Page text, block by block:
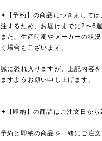
✦【予約】の商品につきまして
注するため、お届けまでに2〜6
また、生産時期やメーカーの状
く場合もございます。
誠に恐れ入りますが、上記内容
ますようお願い申し上げます。
✦【即納】の商品はご注文日から
予約と即納の商品を一緒にご注